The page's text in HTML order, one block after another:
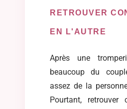
RETROUVER
EN L'AUTRE
Après une
beaucoup du
assez de la
Pourtant, retrouver